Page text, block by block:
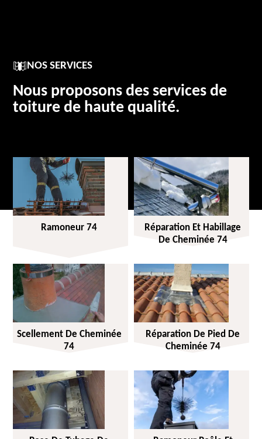
NOS SERVICES
Nous proposons des services de
toiture de haute qualité.
Ramoneur 74
Réparation Et Habillage
De Cheminée 74
Scellement De Cheminée
74
Réparation De Pied De
Cheminée 74